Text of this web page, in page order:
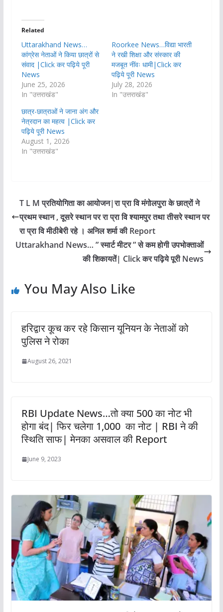
Related
Uttarakhand News…
कांग्रेस नेताओं ने किया छात्रों से
संवाद |Click कर पढ़िये पूरी
News
June 25, 2026
In "उत्तराखंड"
Roorkee News…विद्या भारती
ने रखी शिक्षा और संस्कार की
मजबूत नींवः धामी|Click कर
पढ़िये पूरी News
July 28, 2026
In "उत्तराखंड"
छात्र-छात्राओं ने जाना अंग और
नेत्रदान का महत्व |Click कर
पढ़िये पूरी News
August 1, 2026
In "उत्तराखंड"
T L M प्रतियोगिता का आयोजन|रा प्रा वि मंगोलपुरा के छात्रों ने
प्रथम स्थान , दूसरे स्थान पर रा प्रा वि श्यामपुर तथा तीसरे स्थान पर
रा प्रा वि मीठीबेरी रहे । अनिल शर्मा की Report
Uttarakhand News… ” स्मार्ट मीटर ” से कम होगी उपभोक्ताओं
की शिकायतें| Click कर पढ़िये पूरी News
You May Also Like
हरिद्वार कूच कर रहे किसान यूनियन के नेताओं को
पुलिस ने रोका
August 26, 2021
RBI Update News…तो क्या 500 का नोट भी
होगा बंद| फिर चलेगा 1,000 का नोट | RBI ने की
स्थिति साफ| मेनका असवाल की Report
June 9, 2023